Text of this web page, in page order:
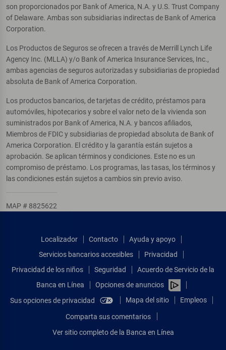
son proporcionados por Bank of America, N.A. y U.S. Trust Company
of Delaware. Ambas son subsidiarias indirectas de Bank of America
Corporation.
Los Productos de Seguros se ofrecen a través de Merrill Lynch Life
Agency Inc. (MLLA) y/o Bank of America Insurance Services, Inc.,
ambas agencias de seguros autorizadas y subsidiarias de propiedad
absoluta de Bank of America Corporation.
Los productos bancarios, de tarjetas de crédito, préstamos para
automóviles, hipotecarios y sobre el valor neto de la vivienda son
suministrados por Bank of America, N.A. y bancos afiliados,
Miembros de FDIC y subsidiarias de propiedad absoluta de Bank of
America Corporation. El crédito y la garantía están sujetos a
aprobación. Se aplican términos y condiciones. Este no es un
compromiso de préstamo. Los programas, las tasas, los términos y
las condiciones están sujetos a cambios sin previo aviso.
MAP # 8825622
Localizador Contacto
Ayuda y apoyo
Servicios bancarios accesibles
Privacidad
Privacidad de los niños
Seguridad
Acuerdo de Servicio de la
Banca en Línea
Opciones de anuncios
Sus opciones de privacidad
Mapa del sitio Empleos
Comparta sus comentarios
Ver sitio completo de la Banca en Línea